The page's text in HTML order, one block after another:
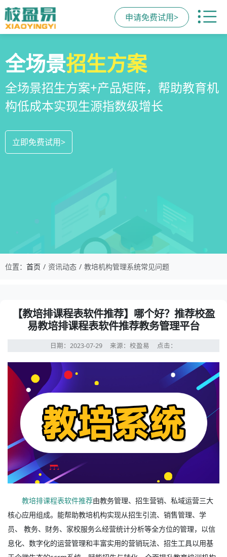
申请免费试用>
校区运营管理系统
教培机构数字化全场景运营管理系统，
全方位解决学校经营管理难题
立即免费试用>
全场景招生方案
全场景招生方案+产品矩阵，帮助教育机
构低成本实现生源指数级增长
立即免费试用>
教培机构小程序
一部手机链接机构、学员、家长，管理
更便捷，互动零距离，体验更满意
立即免费试用>
位置： 首页 资讯动态 教培机构管理系统常见问题
【教培排课程表软件推荐】哪个好？推荐校盈
易教培排课程表软件推荐教务管理平台
日期：2023-07-29 来源：校盈易 点击：
教培排课程表软件推荐由教务管理、招生营销、私域运营三大
核心应用组成。能帮助教培机构实现从招生引流、销售管理、学
员、 教务、财务、家校服务么经营统计分析等全方位的管理，以信
息化、数字化的运营管理和丰富实用的营销玩法、招生工具以用基